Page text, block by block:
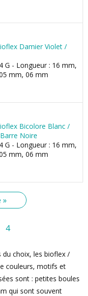
Damier Violet /
G - Longueur : 16 mm,
mm, 06 mm
Bicolore Blanc /
Noire
G - Longueur : 16 mm,
mm, 06 mm
»
4
du choix, les bioflex /
couleurs, motifs et
sont : petites boules
qui sont souvent